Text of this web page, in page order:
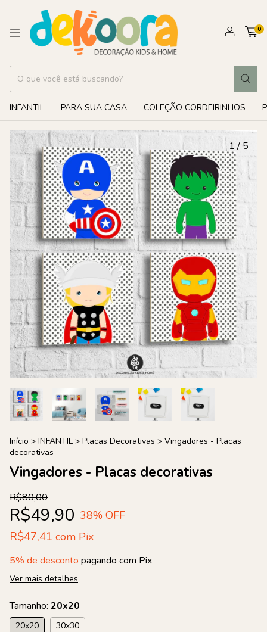
0
INFANTIL PARA SUA CASA COLEÇÃO CORDEIRINHOS
1/ 5
Início > INFANTIL > Placas Decorativas > Vingadores - Placas
decorativas
Vingadores - Placas decorativas
R$80,00
R$49,90 38% OFF
R$47,41 com Pix
5% de desconto pagando com Pix
Ver mais detalhes
Tamanho: 20x20
20x20 30x30